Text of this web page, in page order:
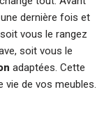
dernière fois et
vous le rangez
soit vous le
adaptées. Cette
vie de vos meubles.